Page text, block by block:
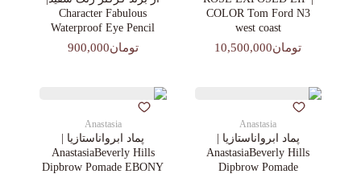
COLOR Tom Ford N3
west coast
تومان10,500,000
Character Fabulous
Waterproof Eye Pencil
تومان900,000
Anastasia
پماد ابرواناستازیا |
AnastasiaBeverly Hills
Dipbrow Pomade
Anastasia
پماد ابرواناستازیا |
AnastasiaBeverly Hills
Dipbrow Pomade EBONY